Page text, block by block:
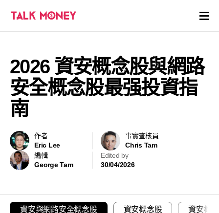
證券商評價
各種投資產品戶口
貸款
關於
2026 資安概念股與網路
安全概念股最强投資指
南
作者
Eric Lee
事實查核員
Chris Tam
編輯
George Tam
Edited by
30/04/2026
資安與網路安全概念股 資安概念股 資安概